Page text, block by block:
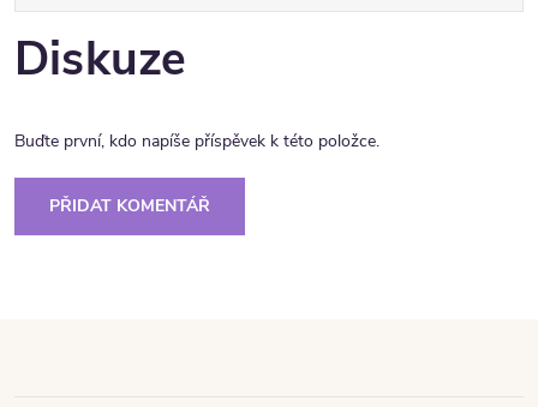
Diskuze
Buďte první, kdo napíše příspěvek k této položce.
PŘIDAT KOMENTÁŘ